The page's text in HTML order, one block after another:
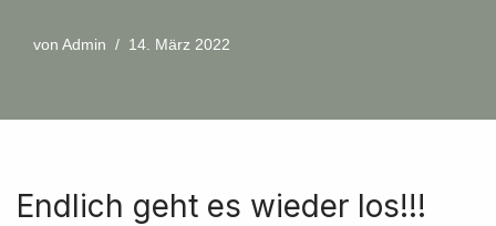
von Admin 14. März 2022
Endlich geht es wieder los!!!